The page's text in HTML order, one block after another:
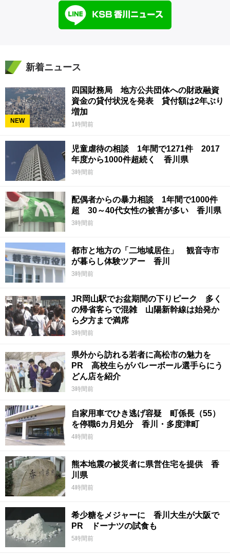
新着ニュース
NEW
四国財務局 地方公共団体への財政融資
資金の貸付状況を発表 貸付額は2年ぶり
増加
1時間前
児童虐待の相談 1年間で1271件 2017
年度から1000件超続く 香川県
3時間前
配偶者からの暴力相談 1年間で1000件
超 30～40代女性の被害が多い 香川県
3時間前
都市と地方の「二地域居住」 観音寺市
が暮らし体験ツアー 香川
3時間前
JR岡山駅でお盆期間の下りピーク 多く
の帰省客らで混雑 山陽新幹線は始発か
ら夕方まで満席
3時間前
県外から訪れる若者に高松市の魅力を
PR 高校生らがバレーボール選手らにう
どん店を紹介
3時間前
自家用車でひき逃げ容疑 町係長（55）
を停職6カ月処分 香川・多度津町
4時間前
熊本地震の被災者に県営住宅を提供 香
川県
4時間前
希少糖をメジャーに 香川大生が大阪で
PR ドーナツの試食も
5時間前